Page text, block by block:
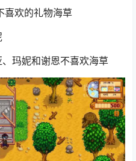
喜欢的礼物海草
玛妮和谢恩不喜欢海草